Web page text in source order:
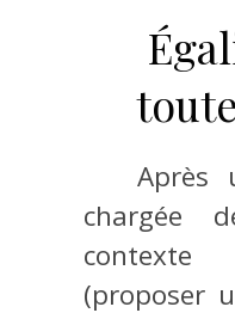
Après
chargée
(proposer